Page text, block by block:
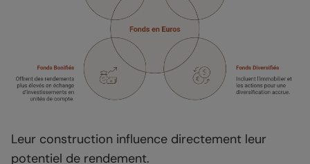
Leur construction influence directement leur
potentiel de rendement.